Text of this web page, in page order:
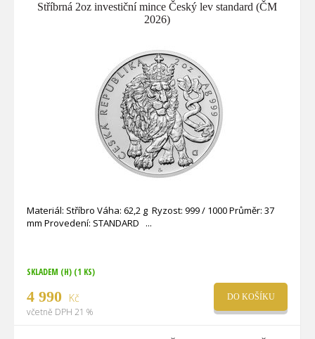
Stříbrná 2oz investiční mince Český lev standard (ČM
2026)
Materiál: Stříbro Váha: 62,2 g Ryzost: 999 / 1000 Průměr: 37
mm Provedení: STANDARD
SKLADEM (H) (1 KS)
4 990 Kč
včetně DPH 21 %
DO KOŠÍKU